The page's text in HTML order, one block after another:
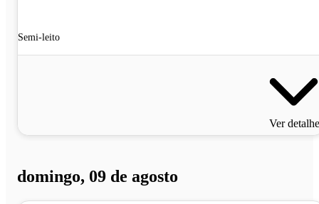
Semi-leito
Ver
domingo, 09 de agosto